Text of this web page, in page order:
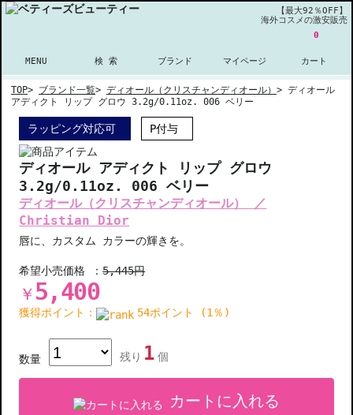
【最大92％OFF】
海外コスメの激安販売
MENU 検 索 ブランド マイページ
0
カート
TOP> ブランド一覧> ディオール（クリスチャンディオール） > ディオール
アディクト リップ グロウ 3.2g/0.11oz. 006 ベリー
ラッピング対応可 P付与
ディオール アディクト リップ グロウ
3.2g/0.11oz. 006 ベリー
ディオール（クリスチャンディオール） ／
Christian Dior
唇に、カスタム カラーの輝きを。
希望小売価格 ：5,445円
￥ 5,400
獲得ポイント： 54ポイント (1％)
数量 残り 1 個
カートに入れる